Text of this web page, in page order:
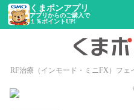
くまポンアプリ
アプリからのご購入で
１％ポイントUP!
RF治療（インモード・ミニFX）フ